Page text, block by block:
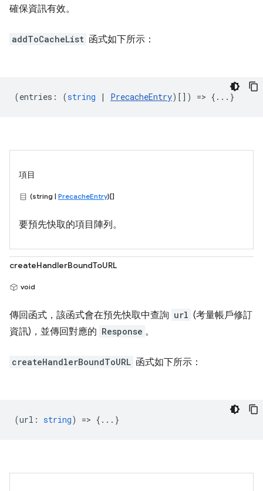
確保資訊有效。
addToCacheList 函式如下所示：
(entries : (string | PrecacheEntry)[]) => {...}
項目
(string | PrecacheEntry)[]
要預先快取的項目陣列。
createHandlerBoundToURL
void
傳回函式，該函式會在預先快取中查詢 url (考量帳戶修訂
資訊)，並傳回對應的 Response 。
createHandlerBoundToURL 函式如下所示：
(url : string) => {...}